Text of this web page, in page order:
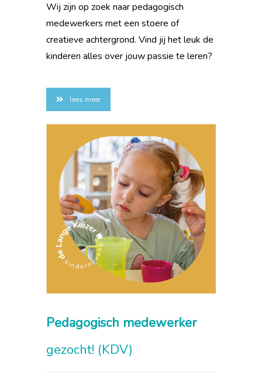
Wij zijn op zoek naar pedagogisch
medewerkers met een stoere of
creatieve achtergrond. Vind jij het leuk de
kinderen alles over jouw passie te leren?
lees meer
Pedagogisch medewerker
gezocht! (KDV)